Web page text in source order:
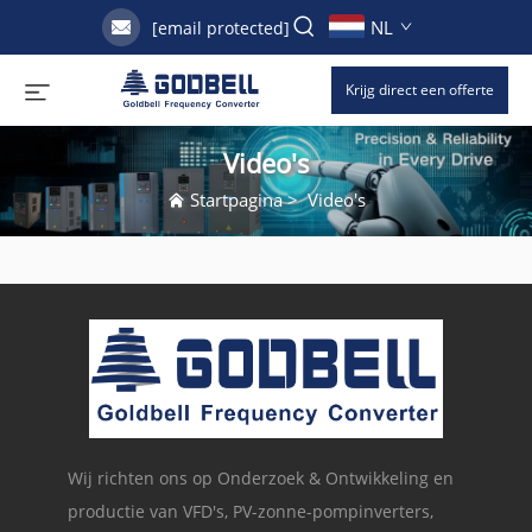
[email protected] NL
Krijg direct een offerte
Video's
Startpagina>Video's
Wij richten ons op Onderzoek & Ontwikkeling en
productie van VFD's, PV-zonne-pompinverters,